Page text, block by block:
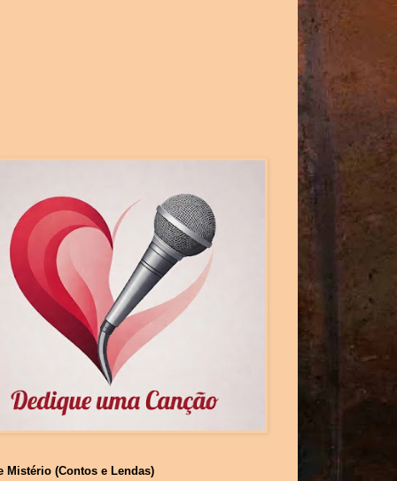
Mistério (Contos e Lendas)